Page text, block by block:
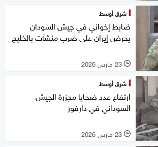
شرق أوسط
ضابط إخواني في جيش السودان
يحرض إيران على ضرب منشآت بالخليج
l 23 مارس 2026
شرق أوسط
ارتفاع عدد ضحايا مجزرة الجيش
السوداني في دارفور
l 23 مارس 2026